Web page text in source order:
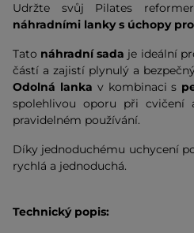
Udržte svůj Pilates
náhradními lanky s úchopy
Tato náhradní sada je ideální
částí a zajistí plynulý a
Odolná lanka v kombinaci s
spolehlivou oporu při
pravidelném používání.
Díky jednoduchému uchycení
rychlá a jednoduchá.
Technický popis: